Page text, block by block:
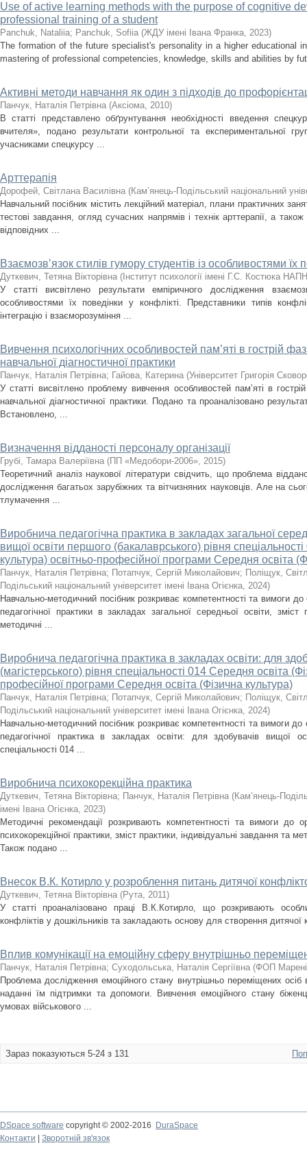
Use of active learning methods with the purpose of cognitive
professional training of a student
Panchuk, Nataliia; Panchuk, Sofiia (ЖДУ імені Івана Франка, 2023)
The formation of the future specialist's personality in a higher educational
mastering of professional competencies, knowledge, skills and abilities by
Активні методи навчання як один з підходів до
Панчук, Наталія Петрівна (Аксіома, 2010)
В статті представлено обґрунтування необхідності введення
вчителя», подано результати контрольної та експериментальної
учасниками спецкурсу ...
Арттерапія
Дорофей, Світлана Василівна (Кам’янець-Подільський національний
Навчальний посібник містить лекційний матеріал, плани практичних
тестові завдання, огляд сучасних напрямів і технік арттерапії, а
відповідних ...
Взаємозвʼязок стилів гумору студентів із особливостями їх
Дуткевич, Тетяна Вікторівна ( Інститут психології імені Г.С. Костюка
У статті висвітлено результати емпіричного дослідження
особливостями їх поведінки у конфлікті. Представники типів
інтеграцію і взаєморозуміння ...
Вивчення психологічних особливостей пам’яті в гострій
навчальної діагностичної практики
Панчук, Наталія Петрівна; Гайова, Катерина (Університет Григорія
У статті висвітлено проблему вивчення особливостей пам’яті в
навчальної діагностичної практики. Подано та проаналізовано
Встановлено, ...
Визначення відданості персоналу організації
Грубі, Тамара Валеріївна (ПП «Медобори-2006», 2015)
Теоретичний аналіз наукової літератури свідчить, що проблема
дослідження багатьох зарубіжних та вітчизняних науковців. Але на
тлумачення ...
Виробнича педагогічна практика в закладах загальної
вищої освіти першого (бакалаврського) рівня
культура) освітньо-професійної програми Середня освіта
Панчук, Наталія Петрівна; Потапчук, Сергій Миколайович; Поліщук,
Подільський національний університет імені Івана Огієнка, 2024)
Навчально-методичний посібник розкриває компетентності та вимоги до
педагогічної практики в закладах загальної середньої освіти, зміст
методичні ...
Виробнича педагогічна практика в закладах освіти: для
(магістерського) рівня спеціальності 014 Середня освіта
професійної програми Середня освіта (Фізична культура)
Панчук, Наталія Петрівна; Потапчук, Сергій Миколайович; Поліщук,
Подільський національний університет імені Івана Огієнка, 2024)
Навчально-методичний посібник розкриває компетентності та вимоги до
педагогічної практика в закладах освіти: для здобувачів вищої
спеціальності 014 ...
Виробнича психокорекційна практика
Дуткевич, Тетяна Вікторівна; Панчук, Наталія Петрівна (Кам’янець-
імені Івана Огієнка, 2023)
Методичні рекомендації розкривають компетентності та вимоги до
психокорекційної практики, зміст практики, індивідуальні завдання та
Також подано ...
Внесок В.К. Котирло у розроблення питань дитячої
Дуткевич, Тетяна Вікторівна (Рута, 2011)
У статті проаналізовано праці В.К.Котирло, що розкривають
конфліктів у дошкільників та закладають основу для створення дитячої
Вплив комунікації на емоційну сферу внутрішньо
Панчук, Наталія Петрівна; Суходольська, Наталія Сергіївна (ФОП
Проблема дослідження емоційного стану внутрішньо переміщених
наданні їм підтримки та допомоги. Вивчення емоційного стану
умовах військового ...
Зараз показуються 5-24 з 131
DSpace software copyright © 2002-2016
DuraSpace
Контакти
Зворотній зв'язок